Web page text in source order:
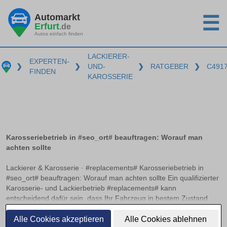
Alle Cookies akzeptieren Alle Cookies ablehnen
Automarkt
Erfurt.de
Autos einfach finden ☰
❯
EXPERTEN-
FINDEN
❯
LACKIERER-
UND-
KAROSSERIE
❯ RATGEBER ❯
Karosseriebetrieb in #seo_ort# beauftragen: Worauf man
achten sollte
Lackierer & Karosserie · #replacements# Karosseriebetrieb in
#seo_ort# beauftragen: Worauf man achten sollte Ein qualifizierter
Karosserie- und Lackierbetrieb #replacements# kann
entscheidend dafür sein, dass Ihr Fahrzeug in bestem Zustand
erstrahlt. Doch woran erkennt man einen solchen Betrieb? Neben
relevanten Zertifizierungen und einer präzisen
weiterlesen